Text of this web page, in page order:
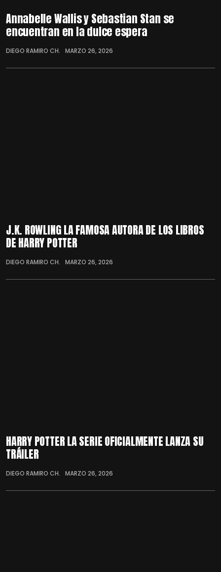
Annabelle Wallis y Sebastian Stan se
encuentran en la dulce espera
DIEGO RAMIRO CH. MARZO 26, 2026
J.K. ROWLING LA FAMOSA AUTORA DE LOS LIBROS
DE HARRY POTTER
DIEGO RAMIRO CH. MARZO 26, 2026
HARRY POTTER LA SERIE OFICIALMENTE LANZA SU
TRÁILER
DIEGO RAMIRO CH. MARZO 26, 2026